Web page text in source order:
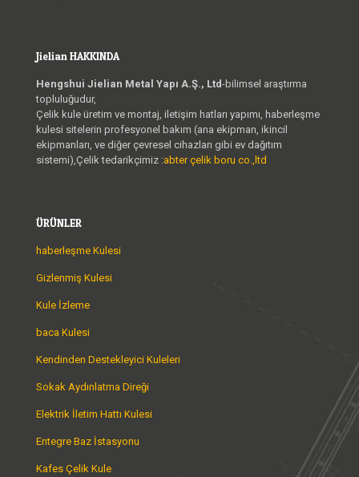
Jielian HAKKINDA
Hengshui Jielian Metal Yapı A.Ş., Ltd-bilimsel araştırma
topluluğudur,
Çelik kule üretim ve montaj, iletişim hatları yapımı, haberleşme
kulesi sitelerin profesyonel bakım (ana ekipman, ikincil
ekipmanları, ve diğer çevresel cihazları gibi ev dağıtım
sistemi),Çelik tedarikçimiz :abter çelik boru co.,ltd
ÜRÜNLER
haberleşme Kulesi
Gizlenmiş Kulesi
Kule İzleme
baca Kulesi
Kendinden Destekleyici Kuleleri
Sokak Aydınlatma Direği
Elektrik İletim Hattı Kulesi
Entegre Baz İstasyonu
Kafes Çelik Kule